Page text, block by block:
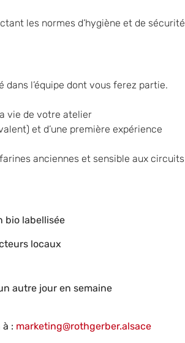
les normes d’hygiène et de sécurité
l’équipe dont vous ferez partie.
vie de votre atelier
et d’une première expérience
anciennes et sensible aux circuits
bio labellisée
locaux
autre jour en semaine
: marketing@rothgerber.alsace